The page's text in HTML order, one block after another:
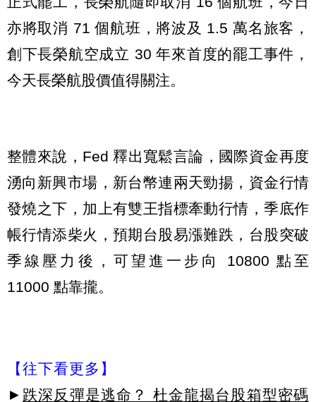
亦將取消 71 個航班，將波及 1.5 萬名旅客，
創下長榮航空成立 30 年來首度的罷工事件，
今天長榮航股價值得關注。
整體來說，Fed 釋出寬鬆言論，國際資金再度
湧向新興市場，新台幣連兩天勁揚，資金行情
發燒之下，加上有雙王指標牽動行情，季底作
帳行情添柴火，預期台股易漲難跌，台股突破
季線壓力後，可望進一步向 10800 點至
11000 點靠攏。
【往下看更多】
► 跌深反彈是逃命？ 杜金龍揭台股箱型密碼